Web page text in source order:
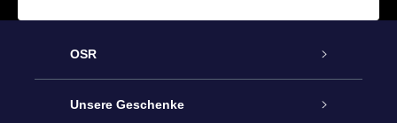
OSR
Service
Unsere Geschenke